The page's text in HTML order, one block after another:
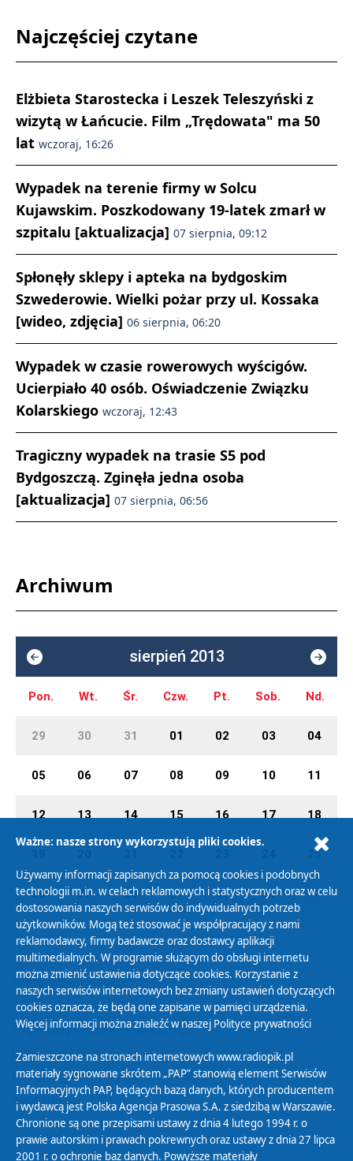
Najczęściej czytane
Elżbieta Starostecka i Leszek Teleszyński z
wizytą w Łańcucie. Film „Trędowata" ma 50
lat wczoraj, 16:26
Wypadek na terenie firmy w Solcu
Kujawskim. Poszkodowany 19-latek zmarł w
szpitalu [aktualizacja] 07 sierpnia, 09:12
Spłonęły sklepy i apteka na bydgoskim
Szwederowie. Wielki pożar przy ul. Kossaka
[wideo, zdjęcia] 06 sierpnia, 06:20
Wypadek w czasie rowerowych wyścigów.
Ucierpiało 40 osób. Oświadczenie Związku
Kolarskiego wczoraj, 12:43
Tragiczny wypadek na trasie S5 pod
Bydgoszczą. Zginęła jedna osoba
[aktualizacja] 07 sierpnia, 06:56
Archiwum
sierpień 2013
Pon. Wt. Śr. Czw. Pt. Sob. Nd.
29 30 31 01 02 03 04
05 06 07 08 09 10 11
12 13 14 15 16 17 18
25
26 27 28 29 30 31 01
Polityka Prywatności
Zasady korzystania z Serwisu
Organizacje Pożytku Publicznego
Cyfryzacja DAB+
Polityka ochrony danych osobowych
Abonament
Zamówienia publiczne
Ważne: nasze strony wykorzystują pliki cookies.
Używamy informacji zapisanych za pomocą cookies i podobnych
technologii m.in. w celach reklamowych i statystycznych oraz w celu
dostosowania naszych serwisów do indywidualnych potrzeb
użytkowników. Mogą też stosować je współpracujący z nami
reklamodawcy, firmy badawcze oraz dostawcy aplikacji
multimedialnych. W programie służącym do obsługi internetu
można zmienić ustawienia dotyczące cookies. Korzystanie z
naszych serwisów internetowych bez zmiany ustawień dotyczących
cookies oznacza, że będą one zapisane w pamięci urządzenia.
Więcej informacji można znaleźć w naszej Polityce prywatności
Zamieszczone na stronach internetowych www.radiopik.pl
materiały sygnowane skrótem „PAP” stanowią element Serwisów
Informacyjnych PAP, będących bazą danych, których producentem
i wydawcą jest Polska Agencja Prasowa S.A. z siedzibą w Warszawie.
Chronione są one przepisami ustawy z dnia 4 lutego 1994 r. o
prawie autorskim i prawach pokrewnych oraz ustawy z dnia 27 lipca
2001 r. o ochronie baz danych. Powyższe materiały